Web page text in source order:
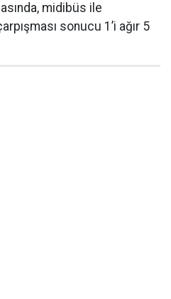
midibüs ile
sonucu 1’i ağır 5